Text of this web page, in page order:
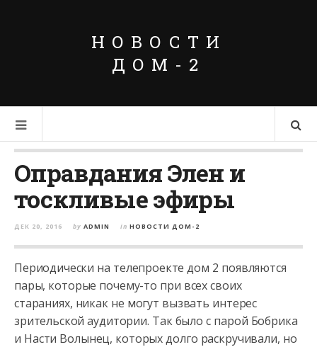
НОВОСТИ
ДОМ-2
Оправдания Элен и
тоскливые эфиры
ДЕК 20, 2016 by ADMIN in НОВОСТИ ДОМ-2
Периодически на телепроекте дом 2 появляются
пары, которые почему-то при всех своих
стараниях, никак не могут вызвать интерес
зрительской аудитории. Так было с парой Бобрика
и Насти Волынец, которыхдолго раскручивали, но